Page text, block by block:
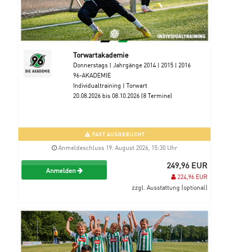
Torwartakademie
Donnerstags | Jahrgänge 2014 | 2015 | 2016
96-AKADEMIE
Individualtraining | Torwart
20.08.2026 bis 08.10.2026 (8 Termine)
FAST AUSGEBUCHT
Anmeldeschluss 19. August 2026, 15:30 Uhr
Anmelden 249,96 EUR
224,96 EUR
zzgl. Ausstattung (optional)